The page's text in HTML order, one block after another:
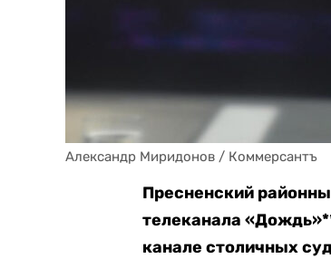
Александр Миридонов / Коммерсантъ
Пресненский
телеканала
канале столичных